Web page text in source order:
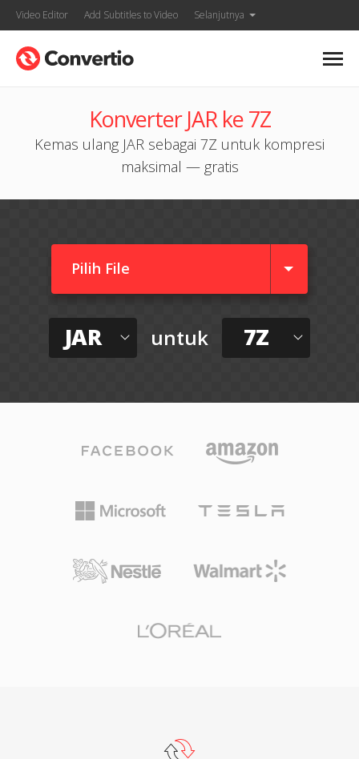
Video Editor Add Subtitles to Video Selanjutnya
Konverter JAR ke 7Z
Kemas ulang JAR sebagai 7Z untuk kompresi
maksimal — gratis
Pilih File
JAR untuk 7Z